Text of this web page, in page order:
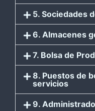
5. Sociedades
6. Almacenes
7. Bolsa de
8. Puestos de
servicios
9.